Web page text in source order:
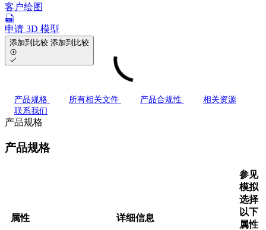
客户绘图
申请 3D 模型
添加到比较 添加到比较
产品规格 所有相关文件 产品合规性
相关资源
联系我们
产品规格
产品规格
属性 详细信息
参见
模拟
选择
以下
属性